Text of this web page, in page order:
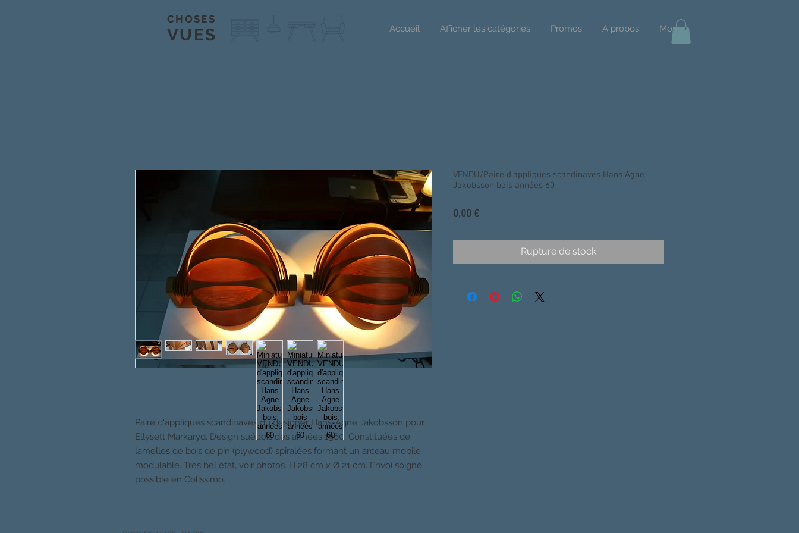
CHOSES
VUES Accueil Afficher les catégories Promos À propos More
Paire d'appliques scandinaves du designer Hans-Agne Jakobsson pour
Ellysett Markaryd. Design suédois des années 1960. Constituées de
lamelles de bois de pin (plywood) spiralées formant un arceau mobile
modulable. Très bel état, voir photos. H 28 cm x Ø 21 cm. Envoi soigné
possible en Colissimo.
VENDU/Paire d'appliques scandinaves Hans Agne
Jakobsson bois années 60
0,00 €Prix
Rupture de stock